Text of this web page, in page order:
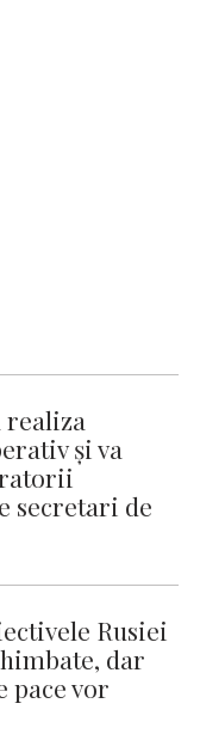
şi va
secretari de
Rusiei
dar
pace vor